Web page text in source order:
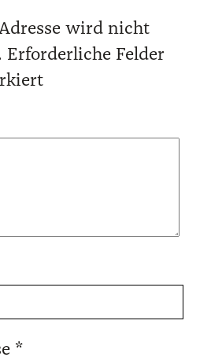
wird nicht
Erforderliche Felder
*